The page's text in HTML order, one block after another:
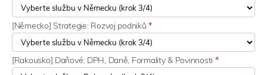
[Německo] Strategie: Rozvoj podniků*
[Rakousko] Daňové: DPH, Daně, Formality & Povinnosti *